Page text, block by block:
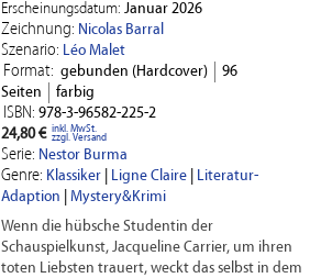
Erscheinungsdatum: Januar 2026
Zeichnung: Nicolas Barral
Szenario: Léo Malet
Format: gebunden (Hardcover)
96
Seiten
farbig
ISBN: 978-3-96582-225-2
24,80 € inkl. MwSt.
zzgl. Versand
Serie: Nestor Burma
Genre: Klassiker| Ligne Claire|
Literatur-
Adaption
Mystery&Krimi
Wenn die hübsche Studentin der
Schauspielkunst, Jacqueline Carrier, um ihren
toten Liebsten trauert, weckt das selbst in dem